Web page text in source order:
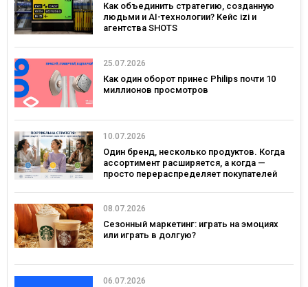
Как объединить стратегию, созданную
людьми и AI-технологии? Кейс izi и
агентства SHOTS
25.07.2026
Как один оборот принес Philips почти 10
миллионов просмотров
10.07.2026
Один бренд, несколько продуктов. Когда
ассортимент расширяется, а когда —
просто перераспределяет покупателей
08.07.2026
Сезонный маркетинг: играть на эмоциях
или играть в долгую?
06.07.2026